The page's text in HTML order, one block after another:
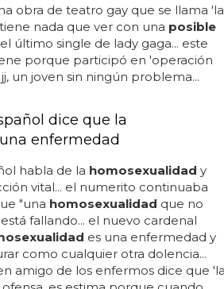
presencien y sirva como elemento
boateng, candidato a la
este político dice:...
homofin dice tener la cura
... mañana se estrena 'la
se burla de los que dicen curar la
gay: no te pierdas 'la cura', el
los que dicen curar la
viene a reírse de esas "personas"
es una enfermedad
obra de teatro gay que se llama 'la
nada que ver con unaposible